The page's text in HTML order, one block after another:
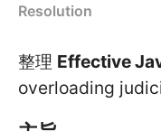
Resolution
整理 Effective
overloading